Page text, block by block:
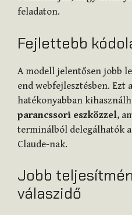
feladaton.
Fejlettebb
A modell jelentősen jobb
end webfejlesztésben. Ezt
hatékonyabban
parancssori eszközzel,
terminálból delegálhatók
Claude-nak.
Jobb
válaszidő